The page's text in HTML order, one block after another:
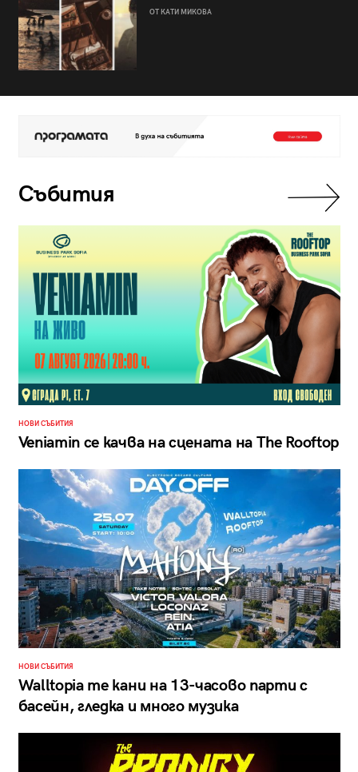
ОТ КАТИ МИКОВА
Събития
НОВИ СЪБИТИЯ
Veniamin се качва на сцената на The Rooftop
НОВИ СЪБИТИЯ
Walltopia те кани на 13-часово парти с
басейн, гледка и много музика